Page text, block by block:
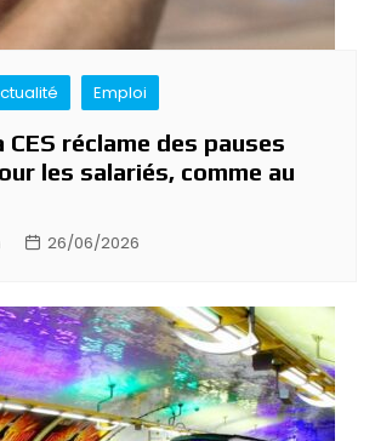
Emploi
CES réclame des pauses
les salariés, comme au
26/06/2026